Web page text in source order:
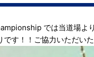
では当道場よ
す！！ご協力いただい